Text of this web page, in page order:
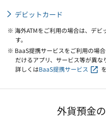
デビットカード
※ 海外ATMをご利用の場合は、デビ
す。
※ BaaS提携サービスをご利用の場
だけるアプリ、サービス等が異な
詳しくはBaaS提携サービス
外貨預金